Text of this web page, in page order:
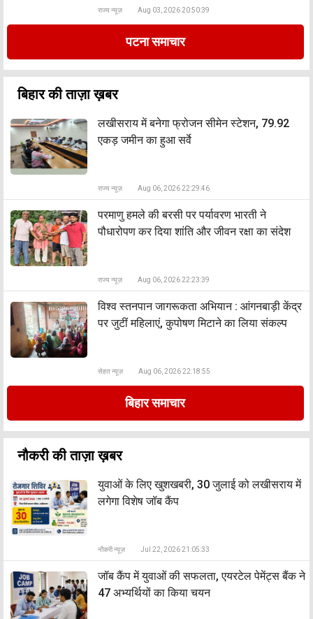
राज्य न्यूज़ Aug 03, 2026 20:50:39
पटना समाचार
बिहार की ताज़ा ख़बर
लखीसराय में बनेगा फ्रोजन सीमेन स्टेशन, 79.92
एकड़ जमीन का हुआ सर्वे
राज्य न्यूज़ Aug 06, 2026 22:29:46
​परमाणु हमले की बरसी पर पर्यावरण भारती ने
पौधारोपण कर दिया शांति और जीवन रक्षा का संदेश
राज्य न्यूज़ Aug 06, 2026 22:23:39
​विश्व स्तनपान जागरूकता अभियान : आंगनबाड़ी केंद्र
पर जुटीं महिलाएं, कुपोषण मिटाने का लिया संकल्प
सेहत न्यूज़ Aug 06, 2026 22:18:55
बिहार समाचार
नौकरी की ताज़ा ख़बर
युवाओं के लिए खुशखबरी, 30 जुलाई को लखीसराय में
लगेगा विशेष जॉब कैंप
नौकरी न्यूज़ Jul 22, 2026 21:05:33
जॉब कैंप में युवाओं की सफलता, एयरटेल पेमेंट्स बैंक ने
47 अभ्यर्थियों का किया चयन